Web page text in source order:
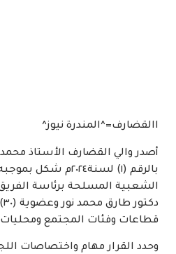
االقضارف=^المندرة نيوز^
أصدر والي القضارف الأستاذ
بالرقم (١) لسنة٢٠٢٤م
الشعبية المسلحة برئاسة
قطاعات وفئات المجتمع ومحليات
وحدد القرار مهام واختصاصات